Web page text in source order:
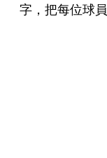
字，把每位球